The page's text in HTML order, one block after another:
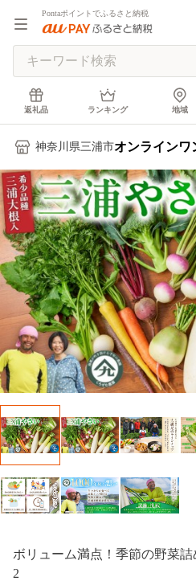
Pontaポイントでふるさと納税
返礼品 ランキング 地域
神奈川県三浦市オンラインワ
ボリューム満点！季節の野菜
2